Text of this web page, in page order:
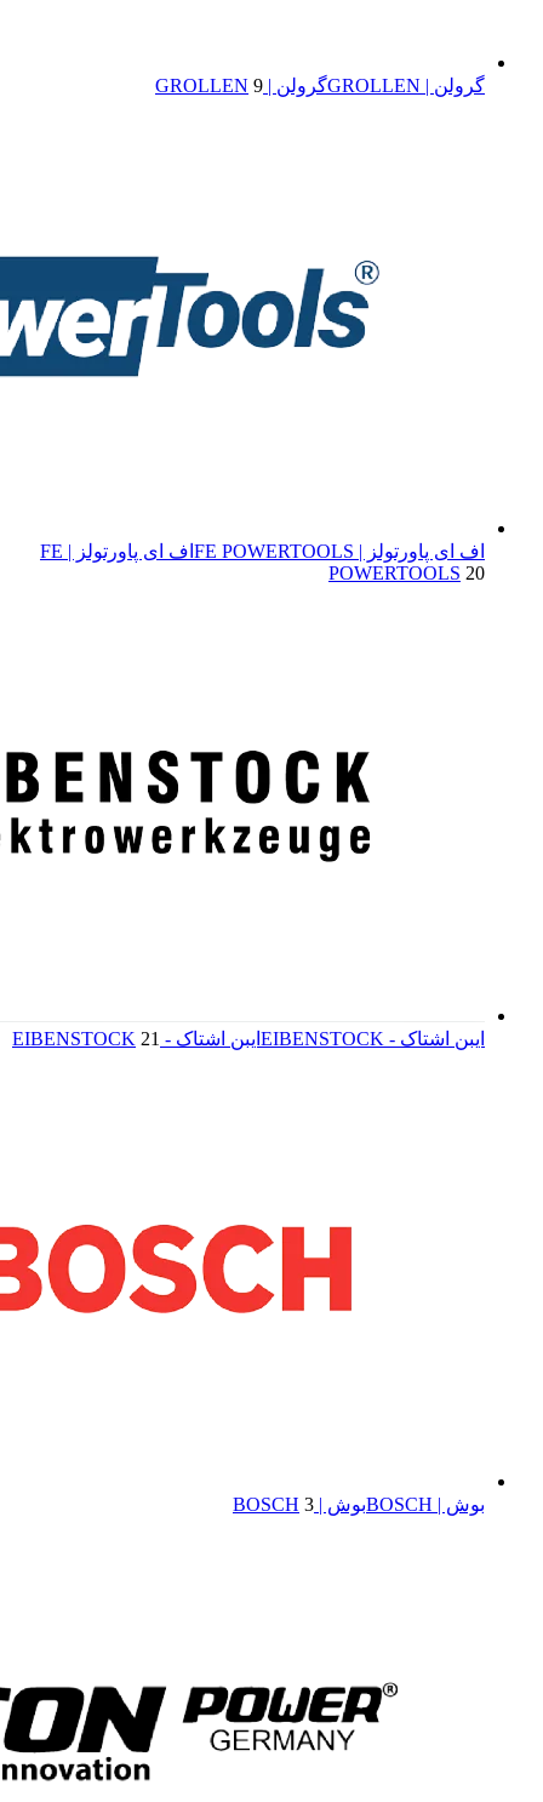
گرولن | GROLLEN گرولن | GROLLEN 9
اف ای پاورتولز | FE POWERTOOLS
اف ای پاورتولز | FE
POWERTOOLS 20
ایبن اشتاک - EIBENSTOCK ایبن اشتاک - EIBENSTOCK 21
بوش | BOSCH بوش | BOSCH 3